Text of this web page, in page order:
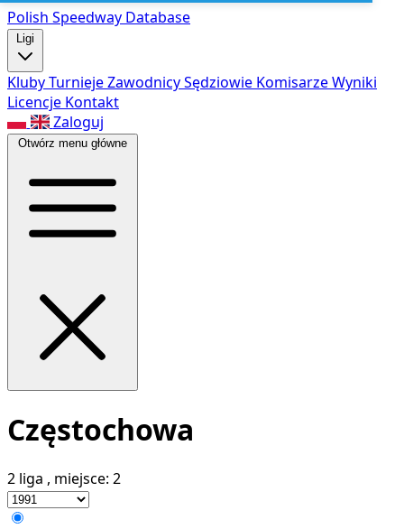
Polish Speedway Database
Ligi
KlubyTurniejeZawodnicySędziowie KomisarzeWyniki
Licencje Kontakt
Zaloguj
Otwórz menu główne
Częstochowa
2 liga , miejsce: 2